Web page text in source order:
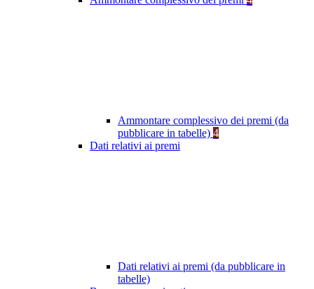
Ammontare complessivo dei premi (da
pubblicare in tabelle) 4
Dati relativi ai premi
Dati relativi ai premi (da pubblicare in
tabelle)